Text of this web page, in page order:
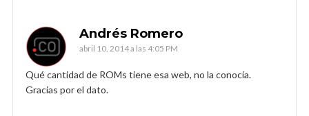
Andrés Romero
abril 10, 2014 a las 4:05 PM
Qué cantidad de ROMs tiene esa web, no la conocía.
Gracias por el dato.